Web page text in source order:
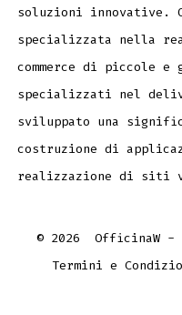
soluzioni innovative.
specializzata nella
commerce di piccole e
specializzati nel
sviluppato una
costruzione di
realizzazione di siti
© 2026 OfficinaW -
Termini e